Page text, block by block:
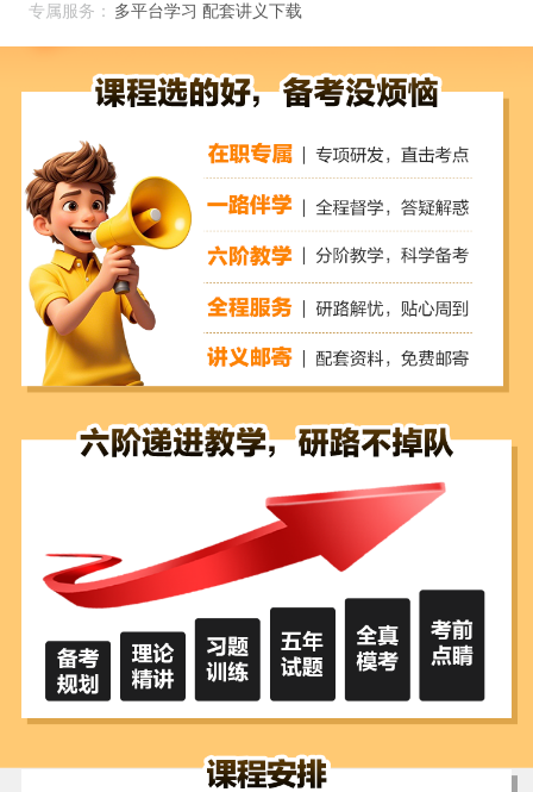
专属服务： 多平台学习 配套讲义下载